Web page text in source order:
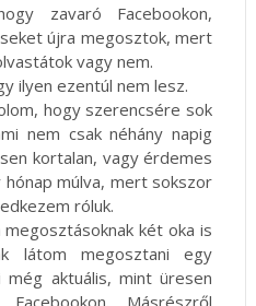
zavaró Facebookon,
újra megosztok, mert
vagy nem.
ilyen ezentúl nem lesz.
hogy szerencsére sok
nem csak néhány napig
kortalan, vagy érdemes
múlva, mert sokszor
róluk.
két oka is
látom megosztani egy
aktuális, mint üresen
Másrészről